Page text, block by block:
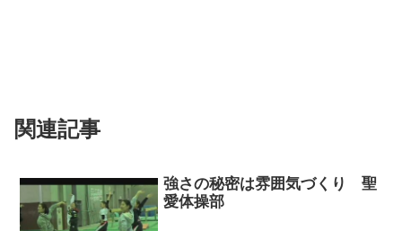
関連記事
強さの秘密は雰囲気づくり 聖
愛体操部